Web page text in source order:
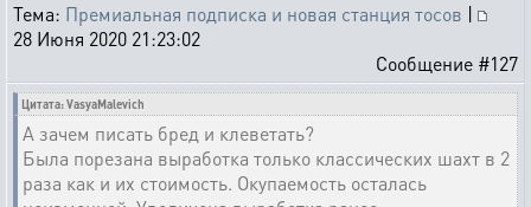
Тема: Премиальная подписка и новая станция тосов |
28 Июня 2020 21:23:02
Сообщение #127
Цитата: VasyaMalevich
А зачем писать бред и клеветать?
Была порезана выработка только классических шахт в 2
раза как и их стоимость. Окупаемость осталась